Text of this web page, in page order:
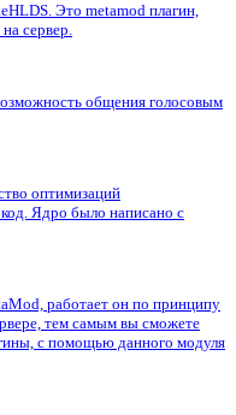
Это metamod плагин,
сервер.
общения голосовым
оптимизаций
Ядро было написано с
работает он по принципу
тем самым вы сможете
с помощью данного модуля